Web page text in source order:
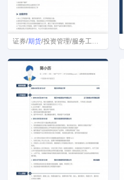
证券/期货/投资管理/服务工作简历